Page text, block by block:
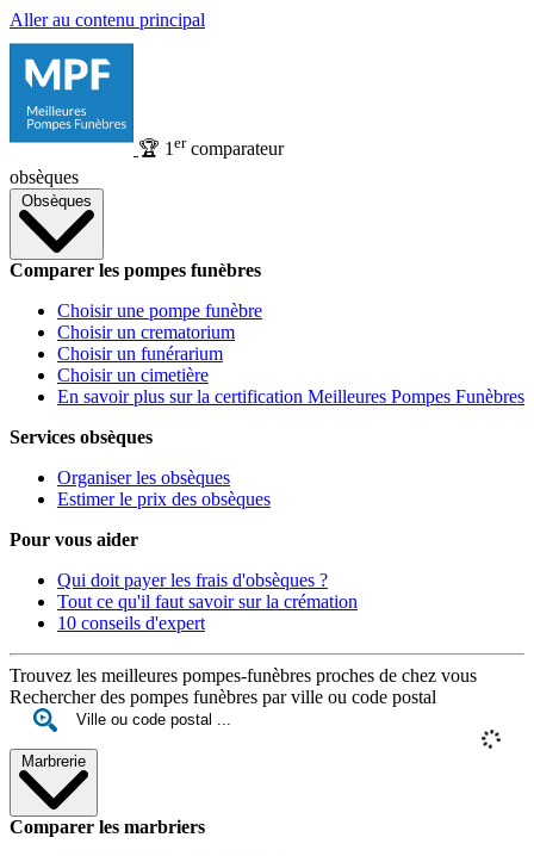
Aller au contenu principal
🏆 1 ercomparateur
obsèques
Obsèques
Comparer les pompes funèbres
Choisir une pompe funèbre
Choisir un crematorium
Choisir un funérarium
Choisir un cimetière
En savoir plus sur la certification Meilleures Pompes Funèbres
Services obsèques
Organiser les obsèques
Estimer le prix des obsèques
Pour vous aider
Qui doit payer les frais d'obsèques ?
Tout ce qu'il faut savoir sur la crémation
10 conseils d'expert
Trouvez les meilleures pompes-funèbres proches de chez vous
Rechercher des pompes funèbres par ville ou code postal
Marbrerie
Comparer les marbriers